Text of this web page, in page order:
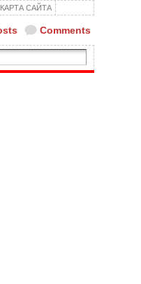
КАРТА САЙТА
Comments